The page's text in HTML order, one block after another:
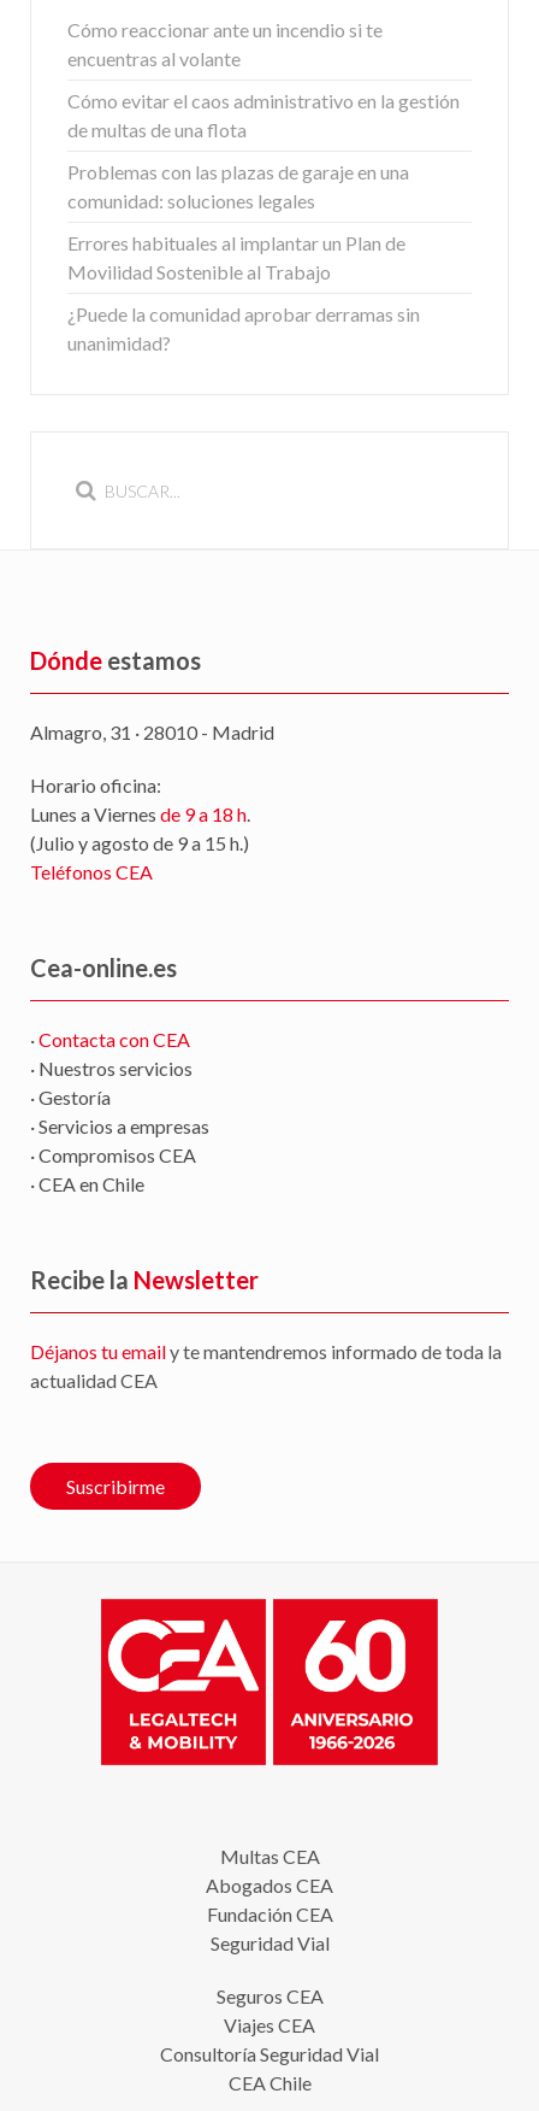
Cómo reaccionar ante un incendio si te
encuentras al volante
Cómo evitar el caos administrativo en la gestión
de multas de una flota
Problemas con las plazas de garaje en una
comunidad: soluciones legales
Errores habituales al implantar un Plan de
Movilidad Sostenible al Trabajo
¿Puede la comunidad aprobar derramas sin
unanimidad?
Dónde estamos
Almagro, 31 · 28010 - Madrid
Horario oficina:
Lunes a Viernes de 9 a 18 h.
(Julio y agosto de 9 a 15 h.)
Teléfonos CEA
Cea-online.es
·Contacta con CEA
· Nuestros servicios
· Gestoría
· Servicios a empresas
· Compromisos CEA
· CEA en Chile
Recibe la Newsletter
Déjanos tu emaily te mantendremos informado de toda la
actualidad CEA
Suscribirme
Multas CEA
Abogados CEA
Fundación CEA
Seguridad Vial
Seguros CEA
Viajes CEA
Consultoría Seguridad Vial
CEA Chile